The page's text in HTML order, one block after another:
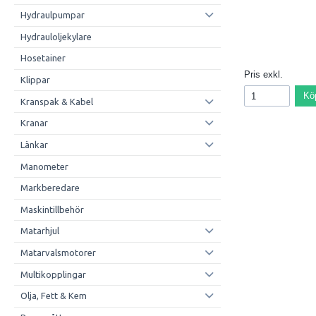
Hydraulpumpar
Hydrauloljekylare
Hosetainer
Klippar
Kranspak & Kabel
Kranar
Länkar
Manometer
Markberedare
Maskintillbehör
Matarhjul
Matarvalsmotorer
Multikopplingar
Olja, Fett & Kem
Pris exkl.